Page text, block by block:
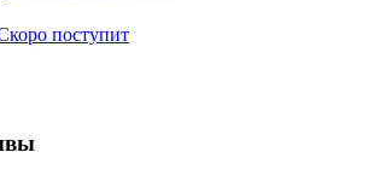
поступит